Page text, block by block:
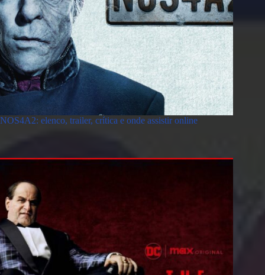
NOS4A2: elenco, trailer, crítica e onde assistir online